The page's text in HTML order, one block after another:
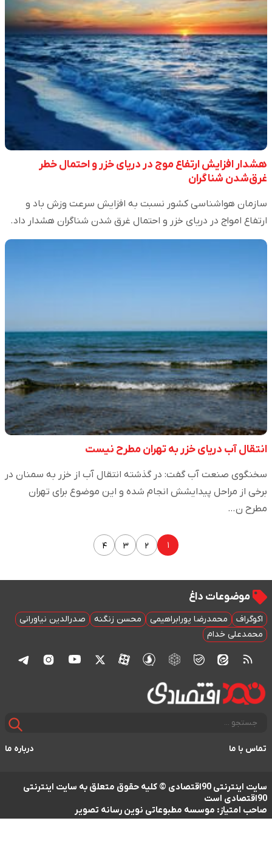
هشدار افزایش ارتفاع موج در دریای خزر و احتمال خطر
غرق‌شدن شناگران
سازمان هواشناسی کشور نسبت به افزایش سرعت وزش باد و
ارتفاع امواج در دریای خزر و احتمال غرق شدن شناگران هشدار داد.
انتقال آب دریای خزر به تهران مطرح نیست
سخنگوی صنعت آب گفت: در گذشته انتقال آب از خزر به سمنان در
برخی از مراحل پیدایشش انجام شده و این موضوع برای تهران
مطرح ن…
۱ ۲ ۳ ۴
موضوعات داغ
اکوگراف محمدرضا پورابراهیمی محسن زنگنه
صدرالدین نیاورانی
محمدعلی خدام
تماس با ما درباره ما
سایت اینترنتی 90اقتصادی © کلیه حقوق متعلق به سایت اینترنتی
90اقتصادی است
صاحب امتیاز: موسسه مطبوعاتی نوین رسانه تصویر